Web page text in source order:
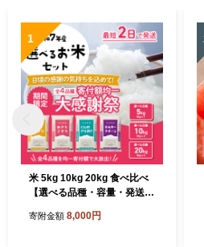
1
米 5kg 10kg 20kg 食べ比べ
【選べる品種・容量・発送
産米 ブランド米 おこめ コメ
寄附金額 8,000円